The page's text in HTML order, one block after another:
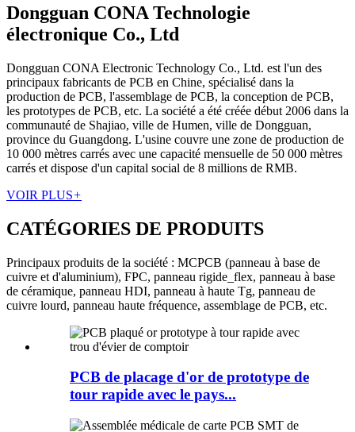
Dongguan CONA Technologie
électronique Co., Ltd
Dongguan CONA Electronic Technology Co., Ltd. est l'un des
principaux fabricants de PCB en Chine, spécialisé dans la
production de PCB, l'assemblage de PCB, la conception de PCB,
les prototypes de PCB, etc. La société a été créée début 2006 dans la
communauté de Shajiao, ville de Humen, ville de Dongguan,
province du Guangdong. L'usine couvre une zone de production de
10 000 mètres carrés avec une capacité mensuelle de 50 000 mètres
carrés et dispose d'un capital social de 8 millions de RMB.
VOIR PLUS+
CATÉGORIES DE PRODUITS
Principaux produits de la société : MCPCB (panneau à base de
cuivre et d'aluminium), FPC, panneau rigide_flex, panneau à base
de céramique, panneau HDI, panneau à haute Tg, panneau de
cuivre lourd, panneau haute fréquence, assemblage de PCB, etc.
PCB de placage d'or de prototype de
tour rapide avec le pays...